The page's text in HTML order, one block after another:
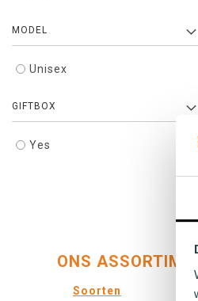
MODEL
Unisex
GIFTBOX
Yes
ONS
Soorten